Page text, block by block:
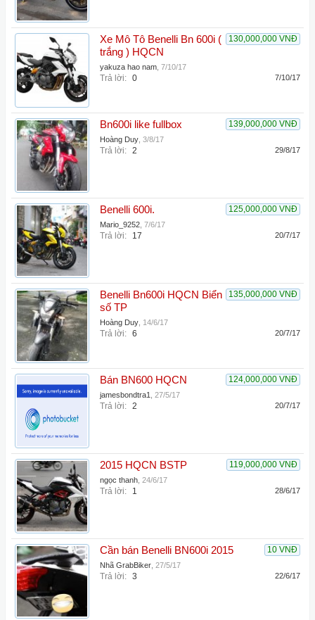
130,000,000 VNĐ
Xe Mô Tô Benelli Bn 600i (
trắng ) HQCN
yakuza hao nam 7/10/17
Trả lời: 0 7/10/17
139,000,000 VNĐ
Bn600i like fullbox
Hoàng Duy 3/8/17
Trả lời: 2 29/8/17
125,000,000 VNĐ
Benelli 600i.
Mario_9252 7/6/17
Trả lời: 17 20/7/17
135,000,000 VNĐ
Benelli Bn600i HQCN Biển
số TP
Hoàng Duy 14/6/17
Trả lời: 6 20/7/17
124,000,000 VNĐ
Bán BN600 HQCN
jamesbondtra1 27/5/17
Trả lời: 2 20/7/17
119,000,000 VNĐ
2015 HQCN BSTP
ngọc thanh 24/6/17
Trả lời: 1 28/6/17
10 VNĐ
Cần bán Benelli BN600i 2015
Nhã GrabBiker 27/5/17
Trả lời: 3 22/6/17